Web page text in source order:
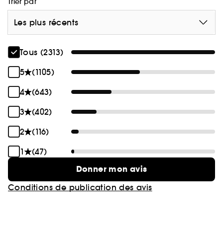
Les plus récents
Tous (2313)
5
(1105)
4
(643)
3
(402)
2
(116)
1
(47)
Donner mon avis
Conditions de publication des avis